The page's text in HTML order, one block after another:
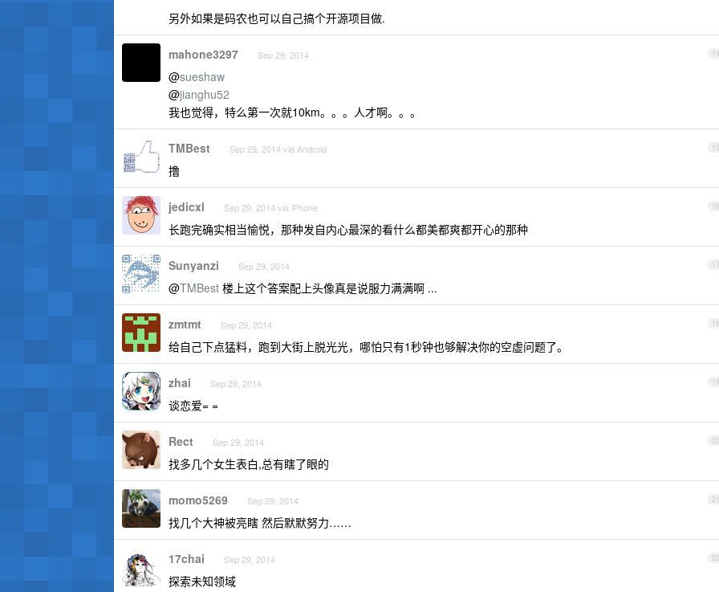
另外如果是码农也可以自己搞个开源项目做.
14
mahone3297 Sep 29, 2014
@sueshaw
@jianghu52
我也觉得，特么第一次就10km。。。人才啊。。。
15
TMBest Sep 29, 2014 via Android
撸
16
jedicxl Sep 29, 2014 via iPhone
长跑完确实相当愉悦，那种发自内心最深的看什么都美都爽都开心的那种
17
Sunyanzi Sep 29, 2014
@TMBest 楼上这个答案配上头像真是说服力满满啊 ...
18
zmtmt Sep 29, 2014
给自己下点猛料，跑到大街上脱光光，哪怕只有1秒钟也够解决你的空虚问题了。
19
zhai Sep 29, 2014
谈恋爱= =
20
Rect Sep 29, 2014
找多几个女生表白,总有瞎了眼的
21
momo5269 Sep 29, 2014
找几个大神被亮瞎 然后默默努力……
22
17chai Sep 29, 2014
探索未知领域